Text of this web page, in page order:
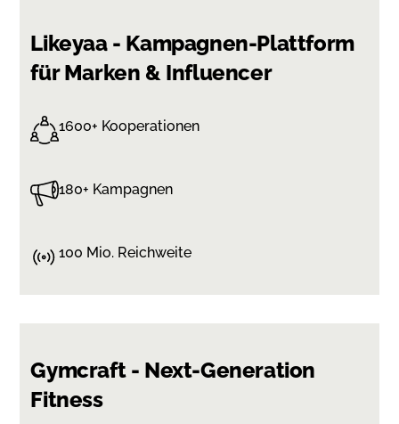
Likeyaa - Kampagnen-Plattform
für Marken & Influencer
1600+ Kooperationen
180+ Kampagnen
100 Mio. Reichweite
Gymcraft - Next-Generation
Fitness